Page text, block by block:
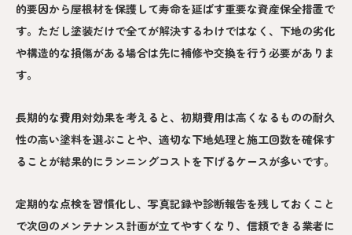
的要因から屋根材を保護して寿命を延ばす重要な資産保全措置で
す。ただし塗装だけで全てが解決するわけではなく、下地の劣化
や構造的な損傷がある場合は先に補修や交換を行う必要がありま
す。
長期的な費用対効果を考えると、初期費用は高くなるものの耐久
性の高い塗料を選ぶことや、適切な下地処理と施工回数を確保す
ることが結果的にランニングコストを下げるケースが多いです。
定期的な点検を習慣化し、写真記録や診断報告を残しておくこと
で次回のメンテナンス計画が立てやすくなり、信頼できる業者に